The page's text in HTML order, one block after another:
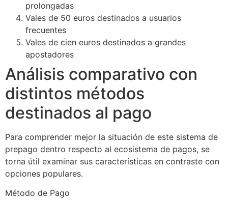
prolongadas
Vales de 50 euros destinados a usuarios
frecuentes
Vales de cien euros destinados a grandes
apostadores
Análisis comparativo con
distintos métodos
destinados al pago
Para comprender mejor la situación de este sistema de
prepago dentro respecto al ecosistema de pagos, se
torna útil examinar sus características en contraste con
opciones populares.
Método de Pago